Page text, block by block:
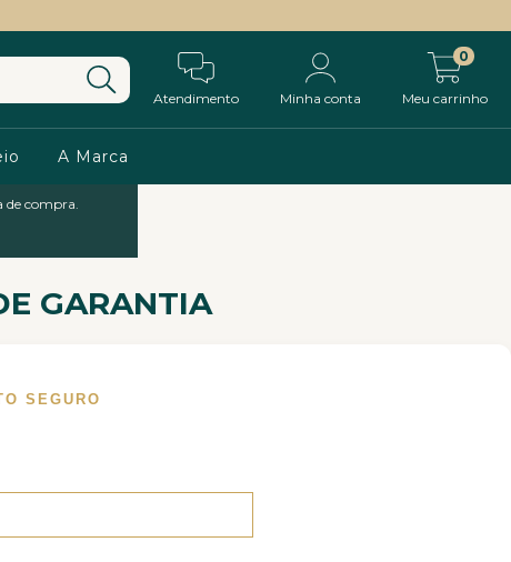
Atendimento Minha conta Meu carrinho
0
A Marca
de compra.
GARANTIA
SEGURO